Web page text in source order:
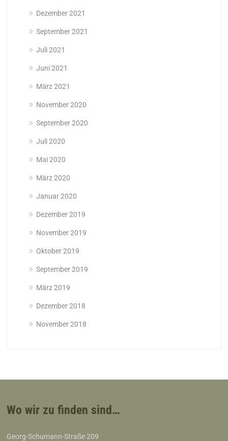
Dezember 2021
September 2021
Juli 2021
Juni 2021
März 2021
November 2020
September 2020
Juli 2020
Mai 2020
März 2020
Januar 2020
Dezember 2019
November 2019
Oktober 2019
September 2019
März 2019
Dezember 2018
November 2018
Wo wir zu finden sind…
Georg-Schumann-Straße 209